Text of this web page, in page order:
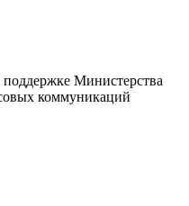
Министерства
коммуникаций